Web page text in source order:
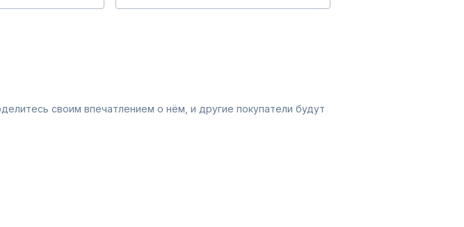
своим впечатлением о нём, и другие покупатели будут